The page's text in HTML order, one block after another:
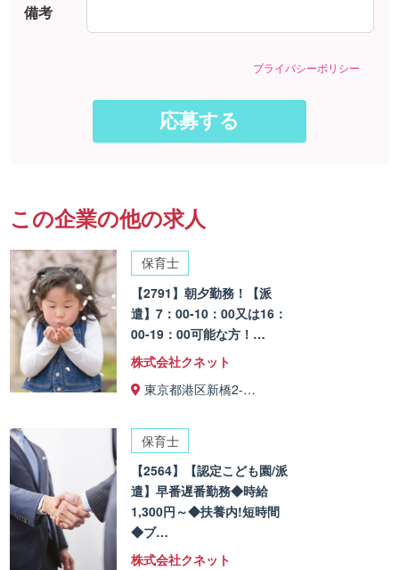
備考
プライバシーポリシー
この企業の他の求人
保育士
【2791】朝夕勤務！【派
遣】7：00-10：00又は16：
00-19：00可能な方！…
株式会社クネット
東京都港区新橋2-…
保育士
【2564】【認定こども園/派
遣】早番遅番勤務◆時給
1,300円～◆扶養内!短時間
◆ブ…
株式会社クネット